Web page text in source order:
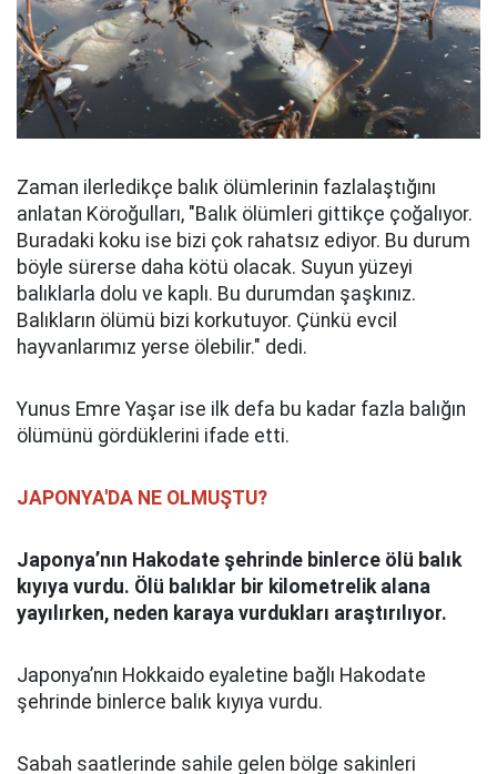
Zaman ilerledikçe balık ölümlerinin fazlalaştığını
anlatan Köroğulları, "Balık ölümleri gittikçe çoğalıyor.
Buradaki koku ise bizi çok rahatsız ediyor. Bu durum
böyle sürerse daha kötü olacak. Suyun yüzeyi
balıklarla dolu ve kaplı. Bu durumdan şaşkınız.
Balıkların ölümü bizi korkutuyor. Çünkü evcil
hayvanlarımız yerse ölebilir." dedi.
Yunus Emre Yaşar ise ilk defa bu kadar fazla balığın
ölümünü gördüklerini ifade etti.
JAPONYA'DA NE OLMUŞTU?
Japonya’nın Hakodate şehrinde binlerce ölü balık
kıyıya vurdu. Ölü balıklar bir kilometrelik alana
yayılırken, neden karaya vurdukları araştırılıyor.
Japonya’nın Hokkaido eyaletine bağlı Hakodate
şehrinde binlerce balık kıyıya vurdu.
Sabah saatlerinde sahile gelen bölge sakinleri